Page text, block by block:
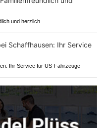
und herzlich
Ihr Service für US-Fahrzeuge